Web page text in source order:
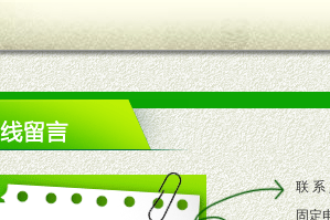
操作及支持
域市场协助制定
体情况公司给予
场需要，派驻区联 系
固定